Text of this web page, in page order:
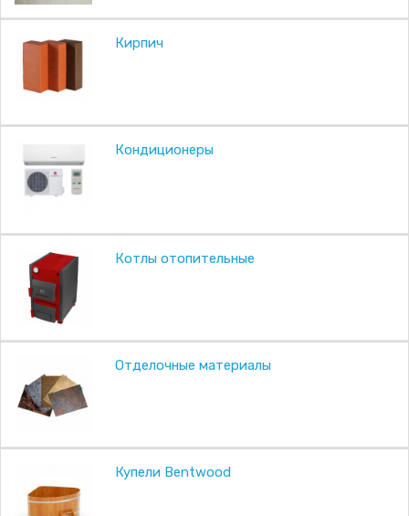
Кирпич
Кондиционеры
Котлы отопительные
Отделочные материалы
Купели Bentwood